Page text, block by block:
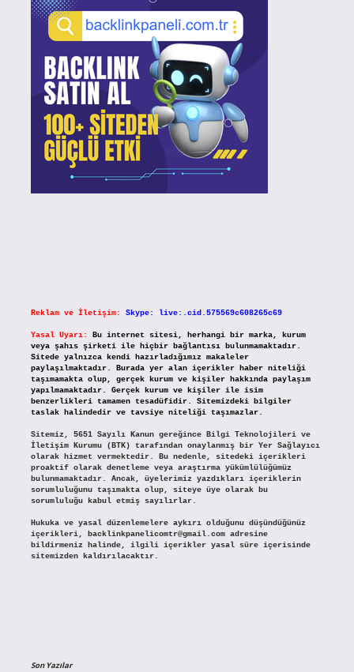
Reklam ve İletişim: Skype: live:.cid.575569c608265c69
Yasal Uyarı:
Bu internet sitesi, herhangi bir marka, kurum
veya şahıs şirketi ile hiçbir bağlantısı bulunmamaktadır.
Sitede yalnızca kendi hazırladığımız makaleler
paylaşılmaktadır. Burada yer alan içerikler haber niteliği
taşımamakta olup, gerçek kurum ve kişiler hakkında paylaşım
yapılmamaktadır. Gerçek kurum ve kişiler ile isim
benzerlikleri tamamen tesadüfidir. Sitemizdeki bilgiler
taslak halindedir ve tavsiye niteliği taşımazlar.
Sitemiz, 5651 Sayılı Kanun gereğince Bilgi Teknolojileri ve
İletişim Kurumu (BTK) tarafından onaylanmış bir Yer Sağlayıcı
olarak hizmet vermektedir. Bu nedenle, sitedeki içerikleri
proaktif olarak denetleme veya araştırma yükümlülüğümüz
bulunmamaktadır. Ancak, üyelerimiz yazdıkları içeriklerin
sorumluluğunu taşımakta olup, siteye üye olarak bu
sorumluluğu kabul etmiş sayılırlar.
Hukuka ve yasal düzenlemelere aykırı olduğunu düşündüğünüz
içerikleri,
backlinkpanelicomtr@gmail.comadresine
bildirmeniz halinde, ilgili içerikler yasal süre içerisinde
sitemizden kaldırılacaktır.
Son Yazılar